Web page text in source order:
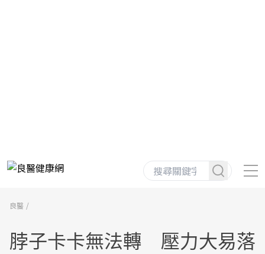
良醫
脖子卡卡無法轉 壓力大易落